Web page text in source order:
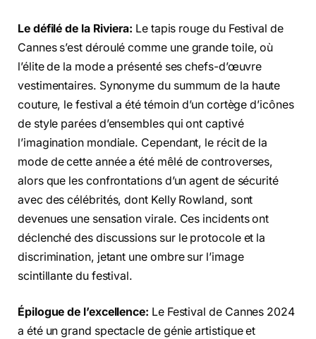
Le défilé de la Riviera: Le tapis rouge du Festival de
Cannes s’est déroulé comme une grande toile, où
l’élite de la mode a présenté ses chefs-d’œuvre
vestimentaires. Synonyme du summum de la haute
couture, le festival a été témoin d’un cortège d’icônes
de style parées d’ensembles qui ont captivé
l’imagination mondiale. Cependant, le récit de la
mode de cette année a été mêlé de controverses,
alors que les confrontations d’un agent de sécurité
avec des célébrités, dont Kelly Rowland, sont
devenues une sensation virale. Ces incidents ont
déclenché des discussions sur le protocole et la
discrimination, jetant une ombre sur l’image
scintillante du festival.
Épilogue de l’excellence: Le Festival de Cannes 2024
a été un grand spectacle de génie artistique et